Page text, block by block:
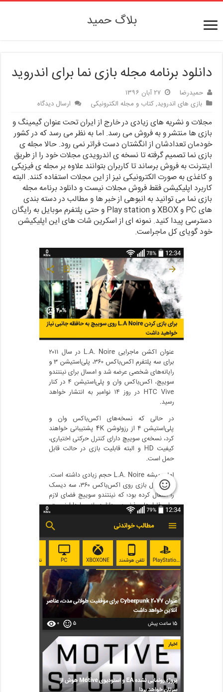
بلاگ حمید
دانلود برنامه مجله بازی نما برای اندروید
حمیدرضا
۲۷ آبان ۱۳۹۶
بازی های اندروید,کتاب و مجله الکترونیکی ارسال دیدگاه
مجلات و نشریه های زیادی در خارج از ایران تحت عنوان گیمینگ و
بازی ها منتشر و به فروش می رسد. اما به نظر می رسد که در کشور
خودمان تعدادشان از انگشتان دست فراتر نمی رود. حالا مجله ی
بازی نما تصمیم گرفته تا نسخه ی اندرویدی مجلات خود را از طریق
اینترنت به فروش برساند تا کاربران بتوانند علاوه بر مجله ی فیزیکی
و کاغذی به صورت الکترونیکی نیز از این مجلات استفاده کنند. البته
کاربرد اپلیکیشن فقط فروش مجلات نیست و دانلود برنامه مجله
بازی نما می توانید به انبوهی از خبر ها و مطالب در دسته بندی
های PC و XBOX و Play station و حتی پلتفرم موبایل به رایگان
دسترسی پیدا کنید. نمونه ای از اسکرین شات های این اپلیکیشن
خود گویای کل ماجراست.